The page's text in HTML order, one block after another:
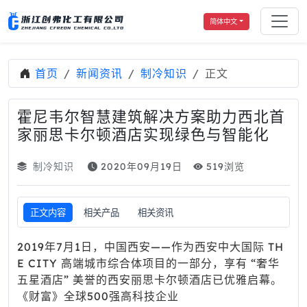
简体中文
首页 新闻资讯 制冷知识 正文
霍尼韦尔智慧建筑解决方案助力西北首
家丽思卡尔顿酒店实现绿色与智能化
制冷知识 2020年09月19日 519浏览
正文内容 相关产品 相关资讯
2019年7月1日，中国西安——作为西安中大国际 TH
E CITY 高端城市综合体项目的一部分，享有 “奢华
五星酒店” 美誉的西安丽思卡尔顿酒店已优雅启幕。
《财富》全球500强高科技企业